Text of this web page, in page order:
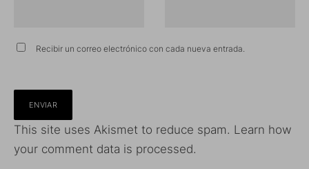
Recibir un correo electrónico con cada nueva entrada.
This site uses Akismet to reduce spam. Learn how
your comment data is processed.